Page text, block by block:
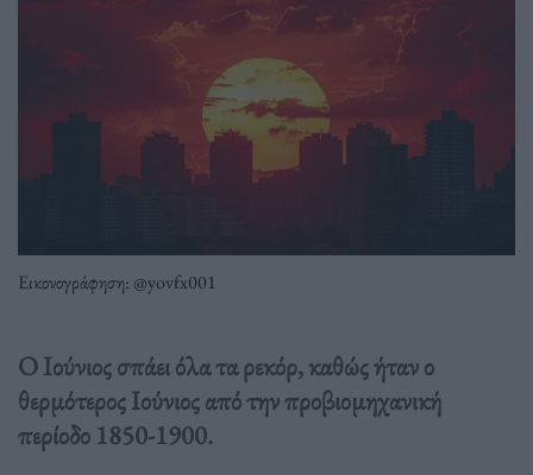
Εικονογράφηση: @yovfx001
Ο Ιούνιος σπάει όλα τα ρεκόρ, καθώς ήταν ο
θερμότερος Ιούνιος από την προβιομηχανική
περίοδο 1850-1900.